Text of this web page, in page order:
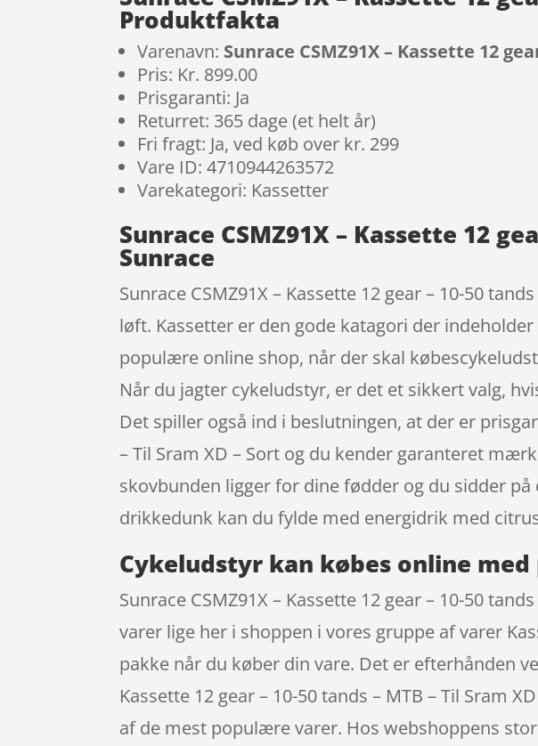
Produktfakta
Varenavn: Sunrace CSMZ91X – Kassette 12
Pris: Kr. 899.00
Prisgaranti: Ja
Returret: 365 dage (et helt år)
Fri fragt: Ja, ved køb over kr. 299
Vare ID: 4710944263572
Varekategori: Kassetter
Sunrace CSMZ91X – Kassette 12
Sunrace
Sunrace CSMZ91X – Kassette 12 gear – 10-50
løft. Kassetter er den gode katagori der
populære online shop, når der skal
Når du jagter cykeludstyr, er det et sikkert valg,
Det spiller også ind i beslutningen, at der er
– Til Sram XD – Sort og du kender garanteret
skovbunden ligger for dine fødder og du sidder
drikkedunk kan du fylde med energidrik med
Cykeludstyr kan købes online
Sunrace CSMZ91X – Kassette 12 gear – 10-50
varer lige her i shoppen i vores gruppe af varer
pakke når du køber din vare. Det er efterhånden
Kassette 12 gear – 10-50 tands – MTB – Til Sram
af de mest populære varer. Hos webshoppens